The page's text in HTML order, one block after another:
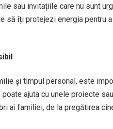
sau invitațiile care nu sunt
să îți protejezi energia pentru
și timpul personal, este
ajuta cu unele proiecte
ai familiei, de la pregătirea